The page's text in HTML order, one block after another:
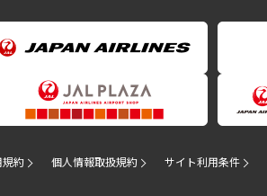
規約 個人情報取扱規約 サイト利用条件